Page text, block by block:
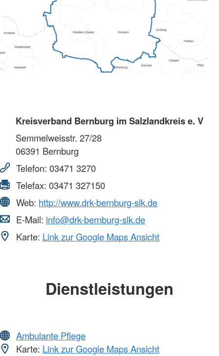
Kreisverband Bernburg im Salzlandkreis e. V
Semmelweisstr. 27/28
06391 Bernburg
Telefon: 03471 3270
Telefax: 03471 327150
Web: http://www.drk-bernburg-slk.de
E-Mail: info@drk-bernburg-slk.de
Karte: Link zur Google Maps Ansicht
Dienstleistungen
Ambulante Pflege
Karte: Link zur Google Maps Ansicht